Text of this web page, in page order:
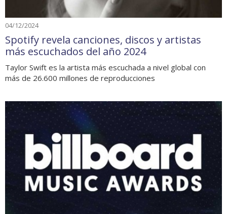
04/12/2024
Spotify revela canciones, discos y artistas
más escuchados del año 2024
Taylor Swift es la artista más escuchada a nivel global con
más de 26.600 millones de reproducciones